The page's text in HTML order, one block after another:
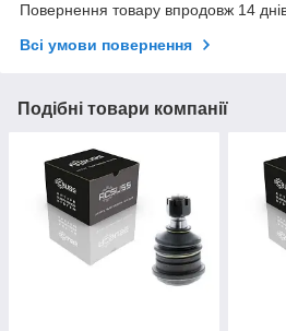
Повернення товару впродовж 14
Всі умови повернення
Подібні товари компанії